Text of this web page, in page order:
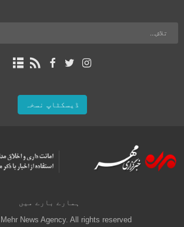
ڈیسکٹاپ نسخہ
ہمارے بارے میں
News Agency. All rights reserved